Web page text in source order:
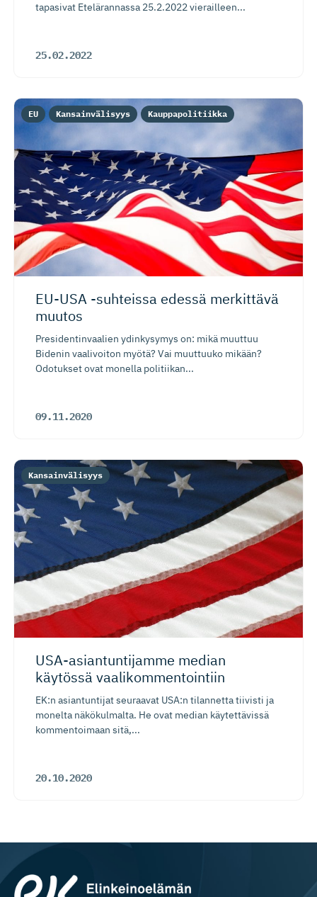
tapasivat Etelärannassa 25.2.2022 vierailleen...
25.02.2022
EU-USA -suhteissa edessä merkittävä
muutos
Presidentinvaalien ydinkysymys on: mikä muuttuu
Bidenin vaalivoiton myötä? Vai muuttuuko mikään?
Odotukset ovat monella politiikan...
09.11.2020
EU Kansainvälisyys Kauppapolitiikka
USA-asian­tun­tijamme median
käytössä vaalikommen­tointiin
EK:n asiantuntijat seuraavat USA:n tilannetta tiivisti ja
monelta näkökulmalta. He ovat median käytettävissä
kommentoimaan sitä,...
20.10.2020
Kansainvälisyys